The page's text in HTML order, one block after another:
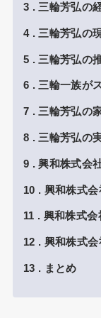
3 三輪芳弘の
4 三輪芳弘の
5 三輪芳弘の
6 三輪一族が
7 三輪芳弘の
8 三輪芳弘の
9 興和株式会
10 興和株式
11 興和株式会
12 興和株式会
13 まとめ